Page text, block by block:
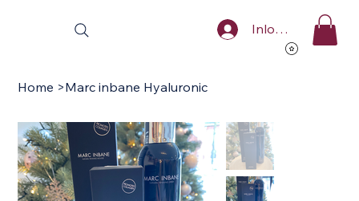
Inloggen
Home >Marc inbane Hyaluronic